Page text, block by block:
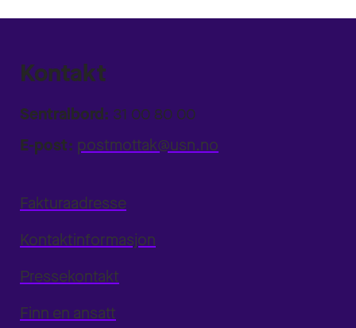
Kontakt
Sentralbord: 31 00 80 00
E-post: postmottak@usn.no
Fakturaadresse
Kontaktinformasjon
Pressekontakt
Finn en ansatt